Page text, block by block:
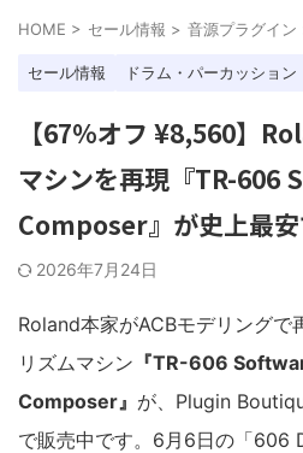
HOME > セール情報 > 音源プラグイン
セール情報 ドラム・パーカッション
【67%オフ ¥8,560】
マシンを再現『TR-
Composer』が史上最
2026年7月24日
Roland本家がACBモデリングで
リズムマシン 『TR-606
Composer』 が、Plugin
で販売中です。6月6日の「606